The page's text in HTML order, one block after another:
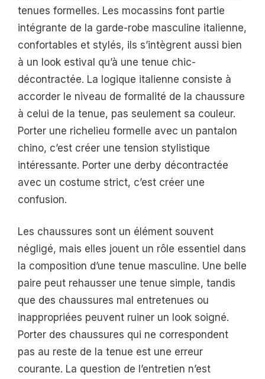
tenues formelles. Les mocassins font partie
intégrante de la garde-robe masculine italienne,
confortables et stylés, ils s’intègrent aussi bien
à un look estival qu’à une tenue chic-
décontractée. La logique italienne consiste à
accorder le niveau de formalité de la chaussure
à celui de la tenue, pas seulement sa couleur.
Porter une richelieu formelle avec un pantalon
chino, c’est créer une tension stylistique
intéressante. Porter une derby décontractée
avec un costume strict, c’est créer une
confusion.
Les chaussures sont un élément souvent
négligé, mais elles jouent un rôle essentiel dans
la composition d’une tenue masculine. Une belle
paire peut rehausser une tenue simple, tandis
que des chaussures mal entretenues ou
inappropriées peuvent ruiner un look soigné.
Porter des chaussures qui ne correspondent
pas au reste de la tenue est une erreur
courante. La question de l’entretien n’est